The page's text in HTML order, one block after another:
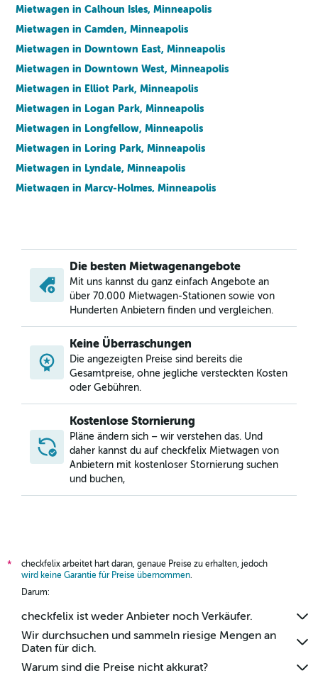
Mietwagen in Calhoun Isles, Minneapolis
Mietwagen in Camden, Minneapolis
Mietwagen in Downtown East, Minneapolis
Mietwagen in Downtown West, Minneapolis
Mietwagen in Elliot Park, Minneapolis
Mietwagen in Logan Park, Minneapolis
Mietwagen in Longfellow, Minneapolis
Mietwagen in Loring Park, Minneapolis
Mietwagen in Lyndale, Minneapolis
Mietwagen in Marcy-Holmes, Minneapolis
Mietwagen in Nicollet Island, Minneapolis
Mietwagen in Nokomis, Minneapolis
Mietwagen in North Loop, Minneapolis
Mietwagen in Northeast, Minneapolis
Mietwagen in Northeast Park, Minneapolis
Mietwagen in Phillips, Minneapolis
Mietwagen in Powderhorn, Minneapolis
Die besten Mietwagenangebote
Mit uns kannst du ganz einfach Angebote an
über 70.000 Mietwagen-Stationen sowie von
Hunderten Anbietern finden und vergleichen.
Keine Überraschungen
Die angezeigten Preise sind bereits die
Gesamtpreise, ohne jegliche versteckten Kosten
oder Gebühren.
Kostenlose Stornierung
Pläne ändern sich – wir verstehen das. Und
daher kannst du auf checkfelix Mietwagen von
Anbietern mit kostenloser Stornierung suchen
und buchen,
*
checkfelix arbeitet hart daran, genaue Preise zu erhalten, jedoch
wird keine Garantie für Preise übernommen.
Darum:
checkfelix ist weder Anbieter noch Verkäufer.
Wir durchsuchen und sammeln riesige Mengen an
Daten für dich.
Warum sind die Preise nicht akkurat?